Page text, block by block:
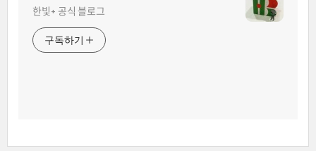
한빛+ 공식 블로그
구독하기